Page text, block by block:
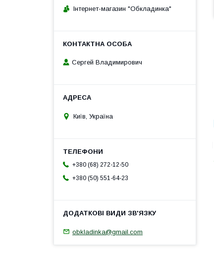
Інтернет-магазин "Обкладинка"
Сергей Владимирович
Київ, Україна
+380 (68) 272-12-50
+380 (50) 551-64-23
obkladinka@gmail.com